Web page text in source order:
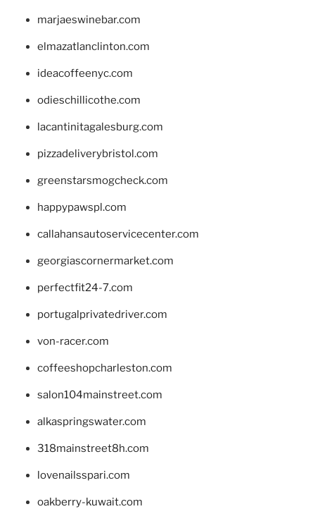
marjaeswinebar.com
elmazatlanclinton.com
ideacoffeenyc.com
odieschillicothe.com
lacantinitagalesburg.com
pizzadeliverybristol.com
greenstarsmogcheck.com
happypawspl.com
callahansautoservicecenter.com
georgiascornermarket.com
perfectfit24-7.com
portugalprivatedriver.com
von-racer.com
coffeeshopcharleston.com
salon104mainstreet.com
alkaspringswater.com
318mainstreet8h.com
lovenailsspari.com
oakberry-kuwait.com